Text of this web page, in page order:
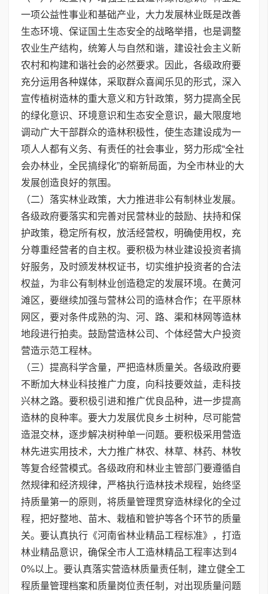
一项公益性事业和基础产业，大力发展林业既是改善
生态环境、保证国土生态安全的战略举措，也是调整
农业生产结构，统筹人与自然和谐，建设社会主义新
农村和构建和谐社会的必然要求。因此，各级政府要
充分运用各种媒体，采取群众喜闻乐见的形式，深入
宣传植树造林的重大意义和方针政策，努力提高全民
的绿化意识、环境意识和生态安全意识，最大限度地
调动广大干部群众的造林积极性，使生态建设成为一
项人人都有义务、有责任的社会事业，努力形成“全社
会办林业，全民搞绿化”的崭新局面，为全市林业的大
发展创造良好的氛围。
（二）落实林业政策，大力推进非公有制林业发展。
各级政府要落实和完善对民营林业的鼓励、扶持和保
护政策，稳定所有权，放活经营权，明确使用权，充
分尊重经营者的自主权。要积极为林业建设投资者搞
好服务，及时颁发林权证书，切实维护投资者的合法
权益，为非公有制林业创造稳定的发展环境。在黄河
滩区，要继续加强与营林公司的造林合作；在平原林
网区，要对条件成熟的沟、河、路、渠和林网等造林
地段进行拍卖。鼓励营造林公司、个体经营大户投资
营造示范工程林。
（三）提高科学含量，严把造林质量关。各级政府要
不断加大林业科技推广力度，向科技要效益，走科技
兴林之路。要积极引进和推广优良品种，进一步提高
造林的良种率。要大力发展优良乡土树种，尽可能营
造混交林，逐步解决树种单一问题。要积极采用营造
林先进实用技术，大力推广林农、林草、林药、林牧
等复合经营模式。各级政府和林业主管部门要遵循自
然规律和经济规律，严格执行造林技术规程，始终坚
持质量第一的原则，将质量管理贯穿造林绿化的全过
程，把好整地、苗木、栽植和管护等各个环节的质量
关。要认真执行《河南省林业精品工程标准》，打造
林业精品意识，确保全市人工造林精品工程率达到4
0%以上。要认真落实营造林质量责任制，建立健全工
程质量管理档案和质量岗位责任制，对出现质量问题